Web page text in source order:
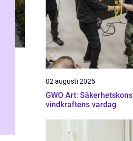
02 augusti 2026
GWO Art:
vindkraftens vardag